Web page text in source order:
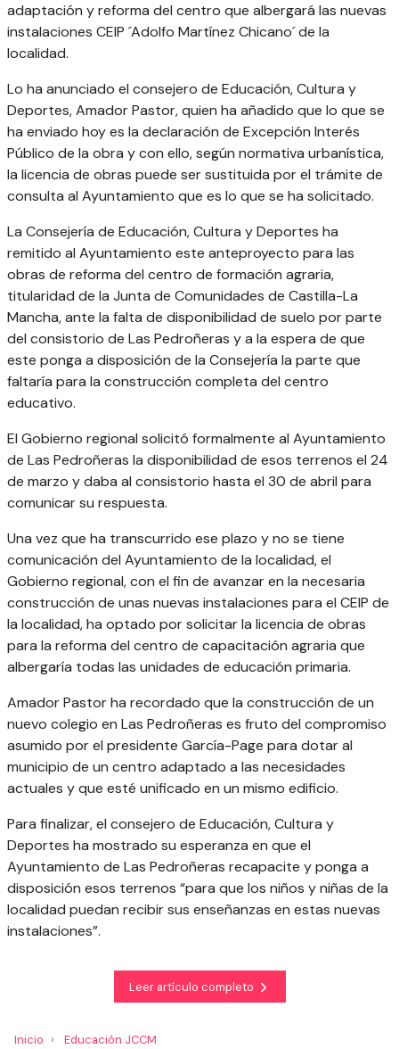
adaptación y reforma del centro que albergará las nuevas
instalaciones CEIP ´Adolfo Martínez Chicano´ de la
localidad.
Lo ha anunciado el consejero de Educación, Cultura y
Deportes, Amador Pastor, quien ha añadido que lo que se
ha enviado hoy es la declaración de Excepción Interés
Público de la obra y con ello, según normativa urbanística,
la licencia de obras puede ser sustituida por el trámite de
consulta al Ayuntamiento que es lo que se ha solicitado.
La Consejería de Educación, Cultura y Deportes ha
remitido al Ayuntamiento este anteproyecto para las
obras de reforma del centro de formación agraria,
titularidad de la Junta de Comunidades de Castilla-La
Mancha, ante la falta de disponibilidad de suelo por parte
del consistorio de Las Pedroñeras y a la espera de que
este ponga a disposición de la Consejería la parte que
faltaría para la construcción completa del centro
educativo.
El Gobierno regional solicitó formalmente al Ayuntamiento
de Las Pedroñeras la disponibilidad de esos terrenos el 24
de marzo y daba al consistorio hasta el 30 de abril para
comunicar su respuesta.
Una vez que ha transcurrido ese plazo y no se tiene
comunicación del Ayuntamiento de la localidad, el
Gobierno regional, con el fin de avanzar en la necesaria
construcción de unas nuevas instalaciones para el CEIP de
la localidad, ha optado por solicitar la licencia de obras
para la reforma del centro de capacitación agraria que
albergaría todas las unidades de educación primaria.
Amador Pastor ha recordado que la construcción de un
nuevo colegio en Las Pedroñeras es fruto del compromiso
asumido por el presidente García-Page para dotar al
municipio de un centro adaptado a las necesidades
actuales y que esté unificado en un mismo edificio.
Para finalizar, el consejero de Educación, Cultura y
Deportes ha mostrado su esperanza en que el
Ayuntamiento de Las Pedroñeras recapacite y ponga a
disposición esos terrenos “para que los niños y niñas de la
localidad puedan recibir sus enseñanzas en estas nuevas
instalaciones”.
Leer artículo completo
Inicio Educación JCCM